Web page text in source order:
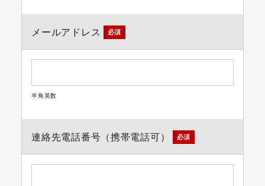
メールアドレス 必須
半角英数
連絡先電話番号（携帯電話可） 必須